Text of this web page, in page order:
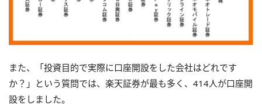
また、「投資目的で実際に口座開設をした会社はどれです
か？」という質問では、楽天証券が最も多く、414人が口座開
設をしました。